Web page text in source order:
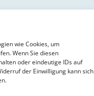
wie Cookies, um
Wenn Sie diesen
oder eindeutige IDs auf
der Einwilligung kann sich